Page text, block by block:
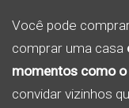
Você pode
comprar uma casa
momentos como o
convidar vizinhos